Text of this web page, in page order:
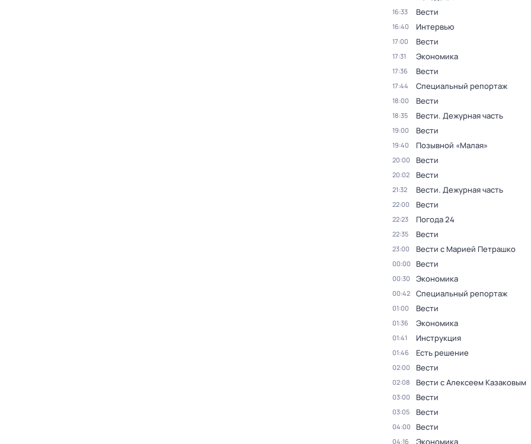
16:33 Вести
16:40 Интервью
17:00 Вести
17:31 Экономика
17:36 Вести
17:44 Специальный репортаж
18:00 Вести
18:35 Вести. Дежурная часть
19:00 Вести
19:40 Позывной «Малая»
20:00 Вести
20:02 Вести
21:32 Вести. Дежурная часть
22:00 Вести
22:23 Погода 24
22:35 Вести
23:00 Вести с Марией Петрашко
00:00 Вести
00:30 Экономика
00:42 Специальный репортаж
01:00 Вести
01:36 Экономика
01:41 Инструкция
01:46 Есть решение
02:00 Вести
02:08 Вести с Алексеем Казаковым
03:00 Вести
03:05 Вести
04:00 Вести
04:16 Экономика